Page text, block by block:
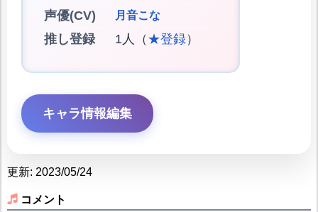
声優(CV)
月音こな
推し登録 1人（ ★登録）
キャラ情報編集
更新: 2023/05/24
コメント